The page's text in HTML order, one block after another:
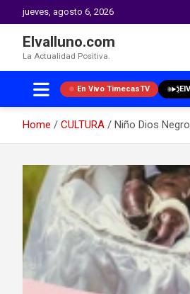
jueves, agosto 6, 2026
Elvalluno.com
La Actualidad Positiva.
En Vivo TimecasTV
Home CULTURA
Niño Dios
content